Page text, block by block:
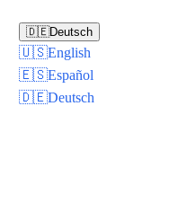
🇩🇪Deutsch
🇺🇸English
🇪🇸Español
🇩🇪Deutsch